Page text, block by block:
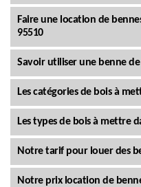
Faire une location de
95510
Savoir utiliser une benne
Les catégories de bois à
Les types de bois à mettre
Notre tarif pour louer des
Notre prix location de